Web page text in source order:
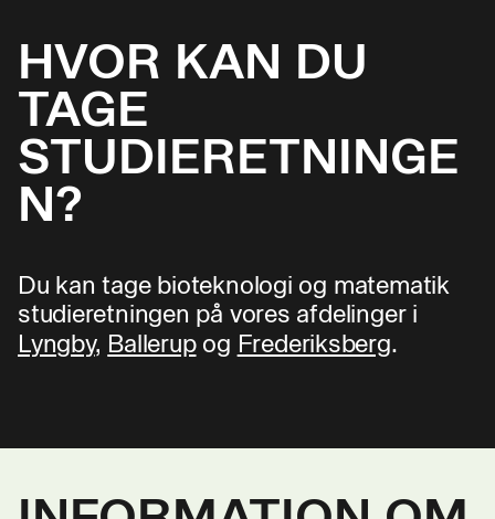
HVOR KAN DU
TAGE
STUDIERETNINGE
N?
Du kan tage bioteknologi og matematik
studieretningen på vores afdelinger i
Lyngby, Ballerupog Frederiksberg.